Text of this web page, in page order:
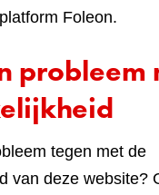
Foleon.
probleem
tegen met de
van deze website?